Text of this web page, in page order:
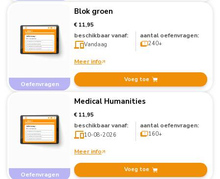
Oefenvragen
Blok groen
€ 11,95
beschikbaar vanaf:
Vandaag
aantal oefenvragen:
240+
Meer info
Voeg toe
Oefenvragen
Medical Humanities
€ 11,95
beschikbaar vanaf:
10-08-2026
aantal oefenvragen:
160+
Meer info
Voeg toe